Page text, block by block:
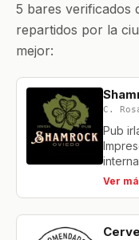
5 bares verificados
repartidos por la
mejor:
C.
Pub
Ver